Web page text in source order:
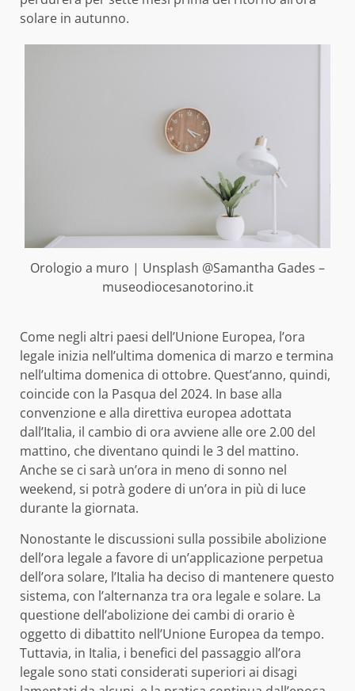
solare in autunno.
Orologio a muro | Unsplash @Samantha Gades –
museodiocesanotorino.it
Come negli altri paesi dell’Unione Europea, l’ora
legale inizia nell’ultima domenica di marzo e termina
nell’ultima domenica di ottobre. Quest’anno, quindi,
coincide con la Pasqua del 2024. In base alla
convenzione e alla direttiva europea adottata
dall’Italia, il cambio di ora avviene alle ore 2.00 del
mattino, che diventano quindi le 3 del mattino.
Anche se ci sarà un’ora in meno di sonno nel
weekend, si potrà godere di un’ora in più di luce
durante la giornata.
Nonostante le discussioni sulla possibile abolizione
dell’ora legale a favore di un’applicazione perpetua
dell’ora solare, l’Italia ha deciso di mantenere questo
sistema, con l’alternanza tra ora legale e solare. La
questione dell’abolizione dei cambi di orario è
oggetto di dibattito nell’Unione Europea da tempo.
Tuttavia, in Italia, i benefici del passaggio all’ora
legale sono stati considerati superiori ai disagi